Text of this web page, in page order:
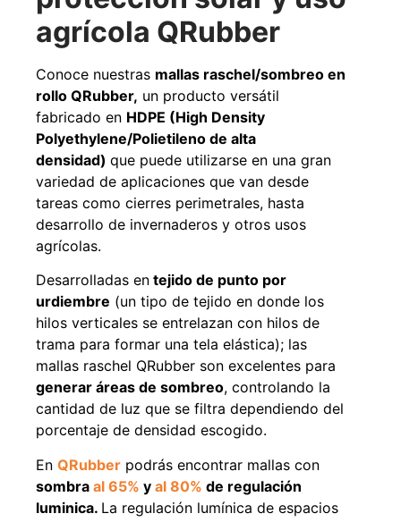
agrícola QRubber
Conoce nuestras mallas raschel/sombreo en
rollo QRubber, un producto versátil
fabricado en HDPE (High Density
Polyethylene/Polietileno de alta
densidad) que puede utilizarse en una gran
variedad de aplicaciones que van desde
tareas como cierres perimetrales, hasta
desarrollo de invernaderos y otros usos
agrícolas.
Desarrolladas en tejido de punto por
urdiembre (un tipo de tejido en donde los
hilos verticales se entrelazan con hilos de
trama para formar una tela elástica); las
mallas raschel QRubber son excelentes para
generar áreas de sombreo, controlando la
cantidad de luz que se filtra dependiendo del
porcentaje de densidad escogido.
En QRubber podrás encontrar mallas con
sombra al 65% y al 80% de regulación
luminica. La regulación lumínica de espacios
Importado USA: Paradise
densidad 42mm Rollo
4,57*15,24mts
Leer más
ajustable Capacidad 1tn Lev.
2,5mts
$1.875.535
$1.167.990
Agregar al carrito
49%
Pasto sintético ornamental
Importado USA: Summer
densidad 35mm Rollo
4,57*30,48mts
$2.002.243
$
1.021.490
Leer más
Empaquetadura 1/4" 6.4mm
hypalon sin tela 3 MPA
$1.192.666 $930.490